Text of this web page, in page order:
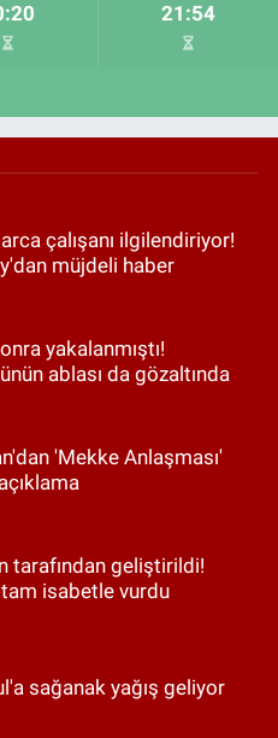
21:54
çalışanı ilgilendiriyor!
müjdeli haber
yakalanmıştı!
ablası da gözaltında
'Mekke Anlaşması'
tarafından geliştirildi!
isabetle vurdu
sağanak yağış geliyor